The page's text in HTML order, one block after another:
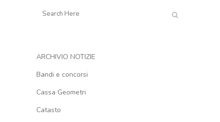
ARCHIVIO NOTIZIE
Bandi e concorsi
Cassa Geometri
Catasto